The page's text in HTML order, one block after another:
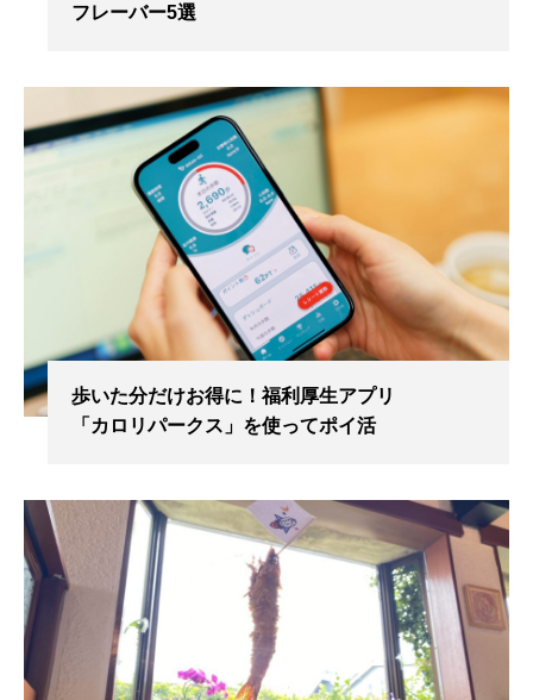
フレーバー5選
歩いた分だけお得に！福利厚生アプリ
「カロリパークス」を使ってポイ活